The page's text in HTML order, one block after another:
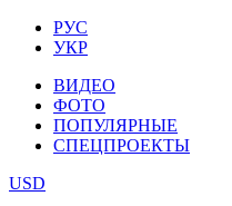
РУС
УКР
ВИДЕО
ФОТО
ПОПУЛЯРНЫЕ
СПЕЦПРОЕКТЫ
USD